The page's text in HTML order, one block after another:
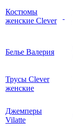
Костюмы
женские Clever
Белье Валерия
Трусы Clever
женские
Джемперы
Vilatte